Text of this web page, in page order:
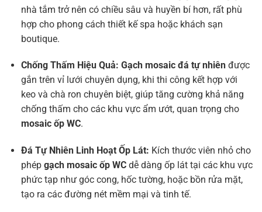
nhà tắm trở nên có chiều sâu và huyền bí hơn, rất phù
hợp cho phong cách thiết kế spa hoặc khách sạn
boutique.
Chống Thấm Hiệu Quả: Gạch mosaic đá tự nhiênđược
gắn trên vỉ lưới chuyên dụng, khi thi công kết hợp với
keo và chà ron chuyên biệt, giúp tăng cường khả năng
chống thấm cho các khu vực ẩm ướt, quan trọng cho
mosaic ốp WC.
Đá Tự Nhiên Linh Hoạt Ốp Lát: Kích thước viên nhỏ cho
phép gạch mosaic ốp WCdễ dàng ốp lát tại các khu vực
phức tạp như góc cong, hốc tường, hoặc bồn rửa mặt,
tạo ra các đường nét mềm mại và tinh tế.